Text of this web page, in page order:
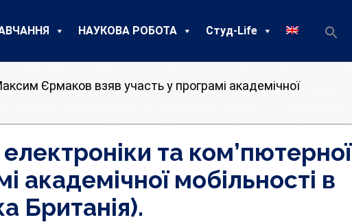
НАУКОВА РОБОТА Студ-Life
Єрмаков взяв участь у програмі академічної
та ком’пютерної
академічної мобільності в
Британія).